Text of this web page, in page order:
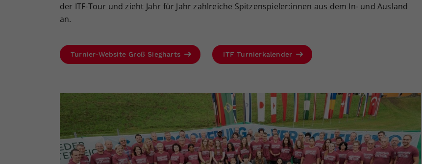
der ITF-Tour und zieht Jahr für Jahr zahlreiche Spitzenspieler:innen aus dem In- und Ausland
an.
Turnier-Website Groß Siegharts ITF Turnierkalender